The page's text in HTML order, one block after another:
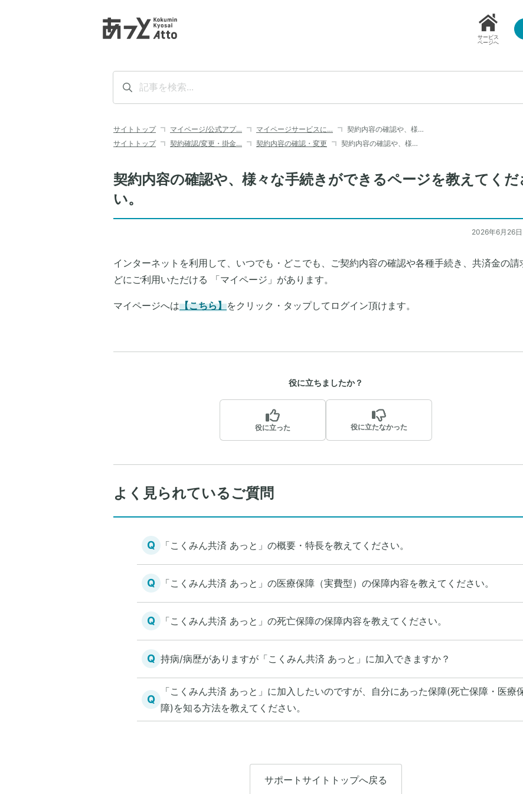
サービス
ページへ
サイトトップ マイページ/公式アプ… マイページサービスに…
契約内容の確認や、様…
サイトトップ
契約確認/変更・掛金… 契約内容の確認・変更 契約内容の確認や、様…
契約内容の確認や、様々な手続きができるページを教えてくだ
い。
2026年6月26
インターネットを利用して、いつでも・どこでも、ご契約内容の確認や各種手続き、共済金の請
どにご利用いただける 「マイページ」があります。
マイページへは【こちら】をクリック・タップしてログイン頂けます。
役に立ちましたか？
役に立った 役に立たなかった
よく見られているご質問
Q 「こくみん共済 あっと」の概要・特長を教えてください。
Q 「こくみん共済 あっと」の医療保障（実費型）の保障内容を教えてください。
Q 「こくみん共済 あっと」の死亡保障の保障内容を教えてください。
Q 持病/病歴がありますが「こくみん共済 あっと」に加入できますか？
Q
「こくみん共済 あっと」に加入したいのですが、自分にあった保障(死亡保障・医療
障)を知る方法を教えてください。
サポートサイトトップへ戻る